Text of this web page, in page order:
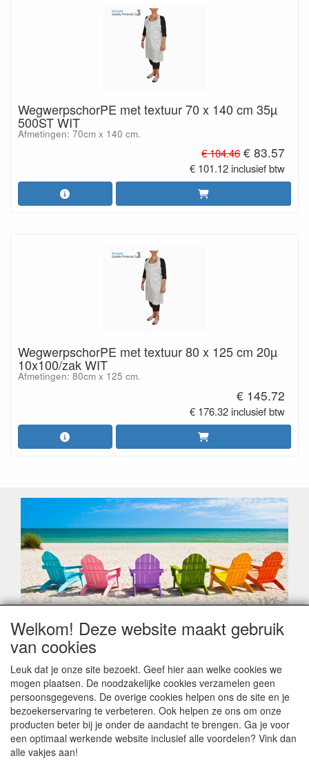
WegwerpschorPE met textuur 70 x 140 cm 35µ
500ST WIT
Afmetingen: 70cm x 140 cm.
€ 104.46 € 83.57
€ 101.12 inclusief btw
WegwerpschorPE met textuur 80 x 125 cm 20µ
10x100/zak WIT
Afmetingen: 80cm x 125 cm.
€ 145.72
€ 176.32 inclusief btw
Geachte klant,
Zoals elk jaar zorgt de verlofperiode, naast een hoop
leveringsproblemen.
Sommige fabrikanten sluiten of werken met een
vakantiebezetting.
Bestellingen die vanaf +/- 15 juli geplaatst worden kunnen
hierdoor vertraging oplopen. Wanneer die voorradig is en alle
betalingsmodaliteiten zijn vervuld dan de bestelling verstuurd
worden. Indien deze nog terug moeten binnen komen dan is
Welkom! Deze website maakt gebruik
van cookies
Leuk dat je onze site bezoekt. Geef hier aan welke cookies we
mogen plaatsen. De noodzakelijke cookies verzamelen geen
persoonsgegevens. De overige cookies helpen ons de site en je
bezoekerservaring te verbeteren. Ook helpen ze ons om onze
producten beter bij je onder de aandacht te brengen. Ga je voor
een optimaal werkende website inclusief alle voordelen? Vink dan
alle vakjes aan!